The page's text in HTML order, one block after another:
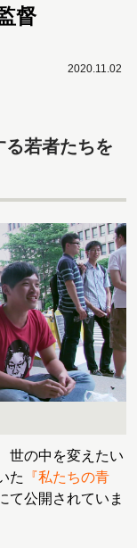
督
2020.11.02
る若者たちを
世の中を変えたい
た
『私たちの青
て公開されていま